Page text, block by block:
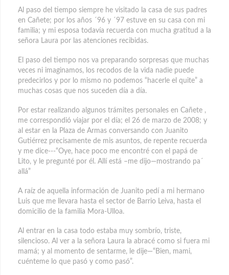
Al paso del tiempo siempre he visitado la casa de sus padres
en Cañete; por los años ´96 y ´97 estuve en su casa con mi
familia; y mi esposa todavía recuerda con mucha gratitud a la
señora Laura por las atenciones recibidas.
El paso del tiempo nos va preparando sorpresas que muchas
veces ni imaginamos, los recodos de la vida nadie puede
predecirlos y por lo mismo no podemos “hacerle el quite” a
muchas cosas que nos suceden día a día.
Por estar realizando algunos trámites personales en Cañete ,
me correspondió viajar por el día; el 26 de marzo de 2008; y
al estar en la Plaza de Armas conversando con Juanito
Gutiérrez precisamente de mis asuntos, de repente recuerda
y me dice---“Oye, hace poco me encontré con el papá de
Lito, y le pregunté por él. Allí está –me dijo—mostrando pa´
allá”
A raíz de aquella información de Juanito pedí a mi hermano
Luis que me llevara hasta el sector de Barrio Leiva, hasta el
domicilio de la familia Mora-Ulloa.
Al entrar en la casa todo estaba muy sombrío, triste,
silencioso. Al ver a la señora Laura la abracé como si fuera mi
mamá; y al momento de sentarme, le dije—“Bien, mami,
cuénteme lo que pasó y como pasó”.